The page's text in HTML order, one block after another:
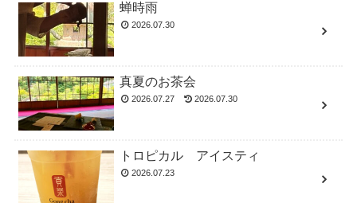
蝉時雨
2026.07.30
真夏のお茶会
2026.07.27 2026.07.30
トロピカル アイスティ
2026.07.23